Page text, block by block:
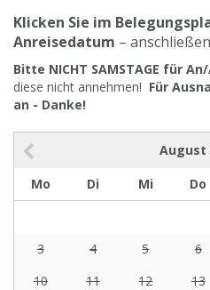
Klicken Sie im
Anreisedatum –
Bitte NICHT SAMSTAGE für
diese nicht annehmen! Für
an - Danke!
August
Mo
Di Mi Do
3
4 5 6
10
11 12 13